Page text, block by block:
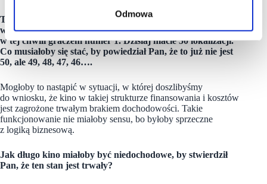
Odmowa
To jak po pandemii będzie wyglądał rynek kinowy
w Polsce zależy w dużej mierze od Heliosa, który jest
w tej chwili graczem numer 1. Dzisiaj macie 50 lokalizacji.
Co musiałoby się stać, by powiedział Pan, że to już nie jest
50, ale 49, 48, 47, 46….
Mogłoby to nastąpić w sytuacji, w której doszlibyśmy
do wniosku, że kino w takiej strukturze finansowania i kosztów
jest zagrożone trwałym brakiem dochodowości. Takie
funkcjonowanie nie miałoby sensu, bo byłoby sprzeczne
z logiką biznesową.
Jak długo kino miałoby być niedochodowe, by stwierdził
Pan, że ten stan jest trwały?